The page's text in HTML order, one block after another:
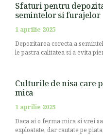
Sfaturi pentru
semintelor si furajelor
1 aprilie 2025
Depozitarea corecta a
le pastra calitatea si a evita
Culturile de nisa care
mica
1 aprilie 2025
Daca ai o ferma mica si vrei
exploatate, dar cautate pe